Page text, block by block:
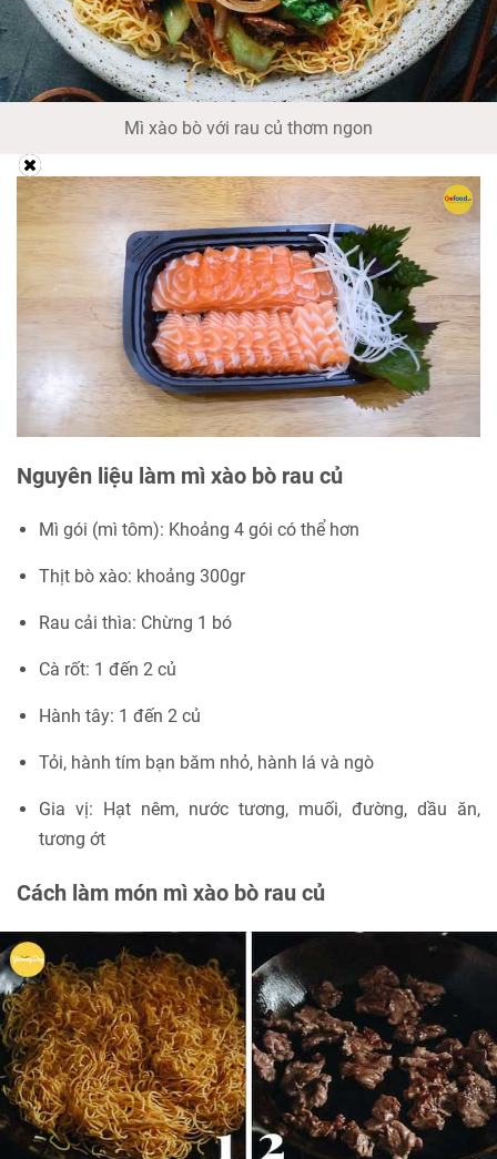
Mì xào bò với rau củ thơm ngon
Nguyên liệu làm mì xào bò rau củ
Mì gói (mì tôm): Khoảng 4 gói có thể hơn
Thịt bò xào: khoảng 300gr
Rau cải thìa: Chừng 1 bó
Cà rốt: 1 đến 2 củ
Hành tây: 1 đến 2 củ
Tỏi, hành tím bạn băm nhỏ, hành lá và ngò
Gia vị: Hạt nêm, nước tương, muối, đường, dầu ăn,
tương ớt
Cách làm món mì xào bò rau củ